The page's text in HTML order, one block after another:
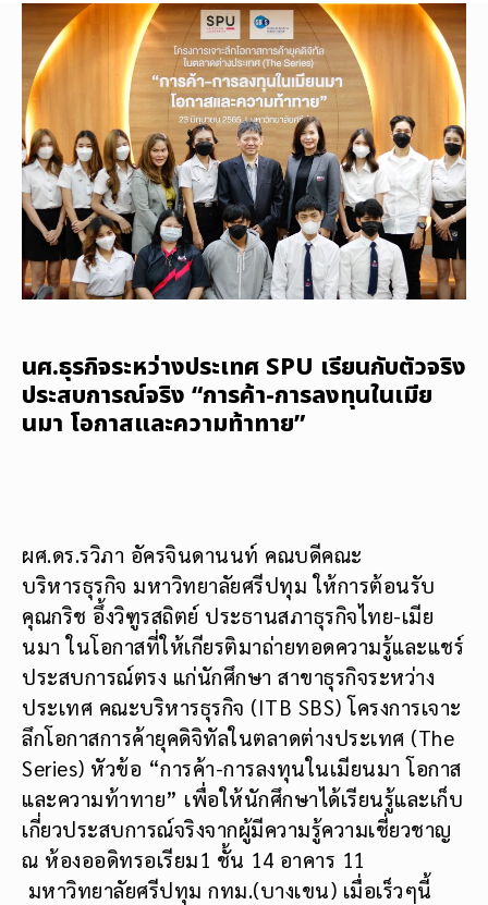
นศ.ธุรกิจระหว่างประเทศ SPU เรียนกับตัวจริง
ประสบการณ์จริง “การค้า-การลงทุนในเมีย
นมา โอกาสและความท้าทาย”
ผศ.ดร.รวิภา อัครจินดานนท์ คณบดีคณะ
บริหารธุรกิจ มหาวิทยาลัยศรีปทุม ให้การต้อนรับ
คุณกริช อึ้งวิฑูรสถิตย์ ประธานสภาธุรกิจไทย-เมีย
นมา ในโอกาสที่ให้เกียรติมาถ่ายทอดความรู้และแชร์
ประสบการณ์ตรง แก่นักศึกษา สาขาธุรกิจระหว่าง
ประเทศ คณะบริหารธุรกิจ (ITB SBS) โครงการเจาะ
ลึกโอกาสการค้ายุคดิจิทัลในตลาดต่างประเทศ (The
Series) หัวข้อ “การค้า-การลงทุนในเมียนมา โอกาส
และความท้าทาย” เพื่อให้นักศึกษาได้เรียนรู้และเก็บ
เกี่ยวประสบการณ์จริงจากผู้มีความรู้ความเชี่ยวชาญ
ณ ห้องออดิทรอเรียม1 ชั้น 14 อาคาร 11
มหาวิทยาลัยศรีปทุม กทม.(บางเขน) เมื่อเร็วๆนี้